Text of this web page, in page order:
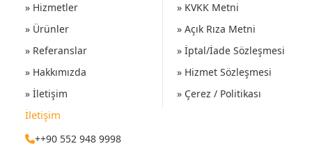
» Hizmetler
» Ürünler
» Referanslar
» Hakkımızda
» İletişim
» KVKK Metni
» Açık Rıza Metni
» İptal/İade Sözleşmesi
» Hizmet Sözleşmesi
» Çerez / Politikası
İletişim
++90 552 948 9998